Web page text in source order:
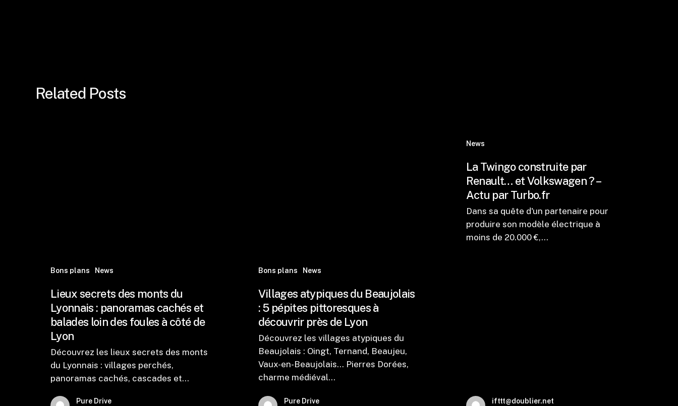
Related Posts
Bons plans News
Lieux secrets des monts du
Lyonnais : panoramas cachés et
balades loin des foules à côté de
Lyon
Découvrez les lieux secrets des monts
du Lyonnais : villages perchés,
panoramas cachés, cascades et…
Pure Drive
Bons plans News
Villages atypiques du Beaujolais
: 5 pépites pittoresques à
découvrir près de Lyon
Découvrez les villages atypiques du
Beaujolais : Oingt, Ternand, Beaujeu,
Vaux-en-Beaujolais... Pierres Dorées,
charme médiéval…
Pure Drive
News
La Twingo construite par
Renault… et Volkswagen ? –
Actu par Turbo.fr
Dans sa quête d'un partenaire pour
produire son modèle électrique à
moins de 20.000 €,…
ifttt@doublier.net